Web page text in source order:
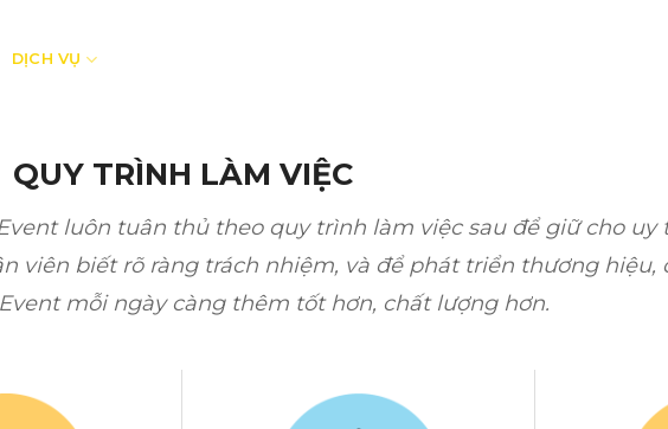
DỊCH VỤ
QUY TRÌNH LÀM VIỆC
luôn tuân thủ theo quy trình làm việc sau để giữ cho uy
viên biết rõ ràng trách nhiệm, và để phát triển thương hiệu,
mỗi ngày càng thêm tốt hơn, chất lượng hơn.